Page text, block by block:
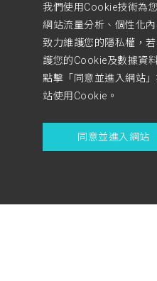
我們使用Cookie技術為
網站流量分析、個性化
致力維護您的隱私權，
護您的Cookie及數據資
點擊「同意並進入網站
站使用Cookie。
同意並進入網站